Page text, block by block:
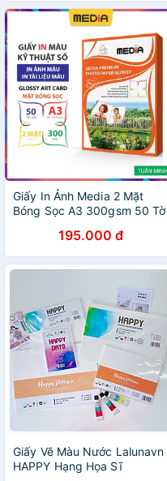
Giấy In Ảnh Media 2 Mặt
Bóng Sọc A3 300gsm 50 Tờ
195.000 đ
Giấy Vẽ Màu Nước Lalunavn
HAPPY Hạng Họa Sĩ